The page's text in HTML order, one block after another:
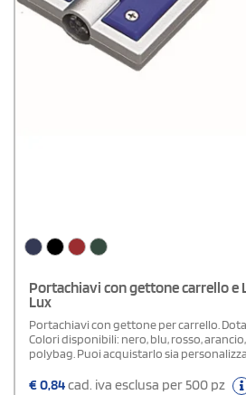
Portachiavi con gettone carrello e
Lux
Portachiavi con gettone per carrello.
Colori disponibili: nero, blu, rosso,
polybag. Puoi acquistarlo sia
€0,84cad. iva esclusa per 500 pz